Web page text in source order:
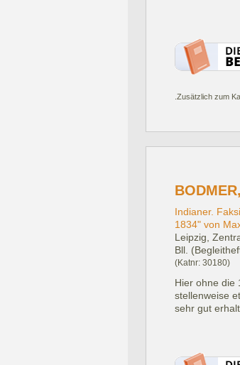
.Zusätzlich zum
Indianer.
1834" von
Leipzig,
Bll.
(Katnr: 30180)
Hier ohne die
stellenweise
sehr gut